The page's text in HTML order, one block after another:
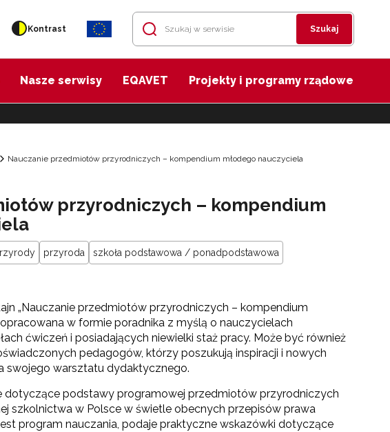
Kontrast Szukaj
Nasze serwisy EQAVET Projekty i programy rządowe
Nauczanie przedmiotów przyrodniczych – kompendium młodego nauczyciela
przyrodniczych – kompendium
przyroda szkoła podstawowa / ponadpodstawowa
„Nauczanie przedmiotów przyrodniczych – kompendium
w formie poradnika z myślą o nauczycielach
ćwiczeń i posiadających niewielki staż pracy. Może być również
pedagogów, którzy poszukują inspiracji i nowych
swojego warsztatu dydaktycznego.
dotyczące podstawy programowej przedmiotów przyrodniczych
szkolnictwa w Polsce w świetle obecnych przepisów prawa
program nauczania, podaje praktyczne wskazówki dotyczące